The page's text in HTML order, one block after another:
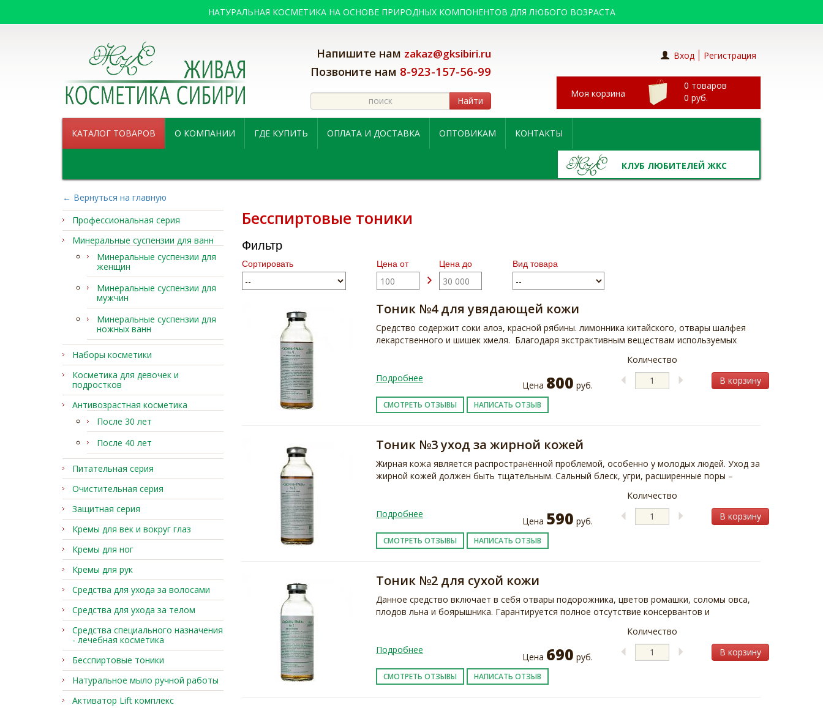
НАТУРАЛЬНАЯ КОСМЕТИКА НА ОСНОВЕ ПРИРОДНЫХ КОМПОНЕНТОВ ДЛЯ ЛЮБОГО ВОЗРАСТА
Напишите нам zakaz@gksibiri.ru
Позвоните нам 8-923-157-56-99
Вход Регистрация
Моя корзина
0 товаров
0 руб.
Найти
КАТАЛОГ ТОВАРОВ О КОМПАНИИ ГДЕ КУПИТЬ ОПЛАТА И ДОСТАВКА ОПТОВИКАМ КОНТАКТЫ
КЛУБ ЛЮБИТЕЛЕЙ ЖКС
← Вернуться на главную
Профессиональная серия
Минеральные суспензии для ванн
Минеральные суспензии для
женщин
Минеральные суспензии для
мужчин
Минеральные суспензии для
ножных ванн
Наборы косметики
Косметика для девочек и
подростков
Антивозрастная косметика
После 30 лет
После 40 лет
Питательная серия
Очистительная серия
Защитная серия
Кремы для век и вокруг глаз
Кремы для ног
Кремы для рук
Средства для ухода за волосами
Средства для ухода за телом
Средства специального назначения
- лечебная косметика
Бесспиртовые тоники
Натуральное мыло ручной работы
Активатор Lift комплекс
Бесспиртовые тоники
Фильтр
Сортировать Цена от Цена до Вид товара
Тоник №4 для увядающей кожи
Средство содержит соки алоэ, красной рябины. лимонника китайского, отвары шалфея
лекарственного и шишек хмеля. Благодаря экстрактивным веществам используемых
Подробнее
СМОТРЕТЬ ОТЗЫВЫ НАПИСАТЬ ОТЗЫВ
В корзину
Количество
Цена 800 руб.
Тоник №3 уход за жирной кожей
Жирная кожа является распространённой проблемой, особенно у молодых людей. Уход за
жирной кожей должен быть тщательным. Сальный блеск, угри, расширенные поры –
Подробнее
СМОТРЕТЬ ОТЗЫВЫ НАПИСАТЬ ОТЗЫВ
В корзину
Количество
Цена 590 руб.
Тоник №2 для сухой кожи
Данное средство включает в себя отвары подорожника, цветов ромашки, соломы овса,
плодов льна и боярышника. Гарантируется полное отсутствие консервантов и
Подробнее
СМОТРЕТЬ ОТЗЫВЫ НАПИСАТЬ ОТЗЫВ
В корзину
Количество
Цена 690 руб.